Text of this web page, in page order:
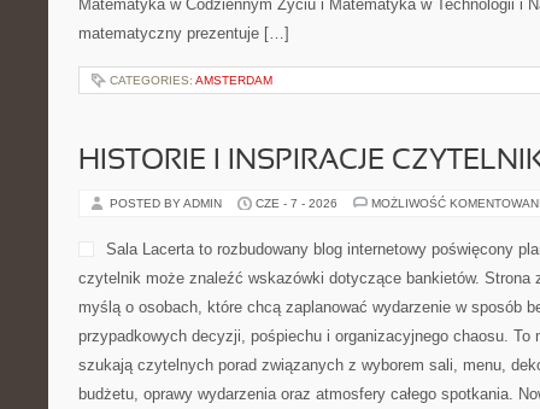
Matematyka w Codziennym Życiu i Matematyka w Technologii i
matematyczny prezentuje […]
CATEGORIES: AMSTERDAM
HISTORIE I INSPIRACJE
POSTED BY ADMIN CZE - 7 - 2026 MOŻLIWOŚĆ
Sala Lacerta to rozbudowany blog internetowy poświęcony
czytelnik może znaleźć wskazówki dotyczące bankietów. Strona
myślą o osobach, które chcą zaplanować wydarzenie w sposób
przypadkowych decyzji, pośpiechu i organizacyjnego chaosu.
szukają czytelnych porad związanych z wyborem sali, menu,
budżetu, oprawy wydarzenia oraz atmosfery całego spotkania.